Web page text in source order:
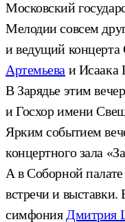
Московский
Мелодии совсем
и ведущий
Артемьева и
В Зарядье этим
и Госхор имени
Ярким событием
концертного зала
А в Соборной
встречи и
симфония Дмитрия